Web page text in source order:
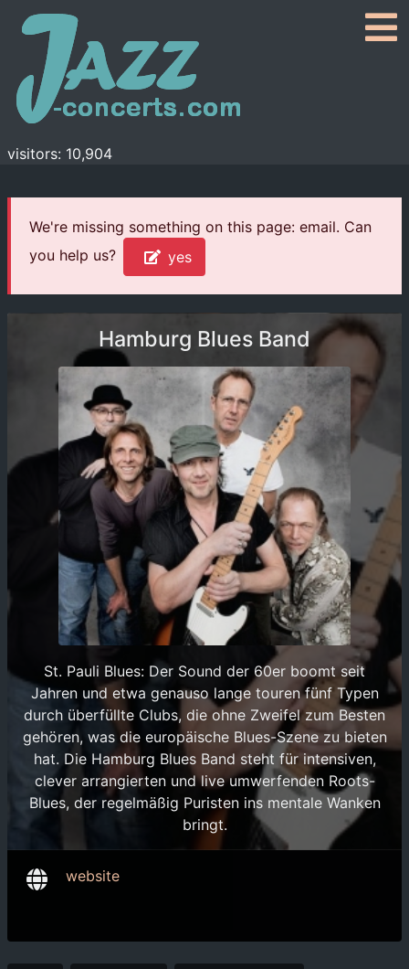
visitors: 10,904
We're missing something on this page: email. Can
you help us?
yes
Hamburg Blues Band
St. Pauli Blues: Der Sound der 60er boomt seit
Jahren und etwa genauso lange touren fünf Typen
durch überfüllte Clubs, die ohne Zweifel zum Besten
gehören, was die europäische Blues-Szene zu bieten
hat. Die Hamburg Blues Band steht für intensiven,
clever arrangierten und live umwerfenden Roots-
Blues, der regelmäßig Puristen ins mentale Wanken
bringt.
website